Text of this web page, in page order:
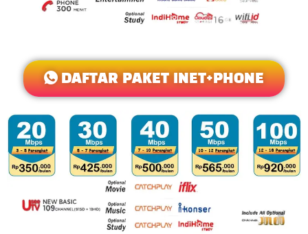
DAFTAR PAKET INET+PHONE